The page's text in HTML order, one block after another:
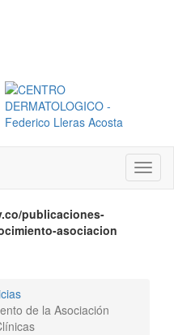
Menú
publicaciones-
asociacion
de la Asociación